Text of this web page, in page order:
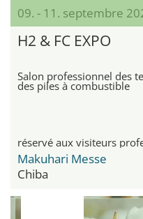
09. - 11. septembre
H2 & FC EXPO
Salon professionnel des
des piles à combustible
réservé aux visiteurs
Makuhari Messe
Chiba